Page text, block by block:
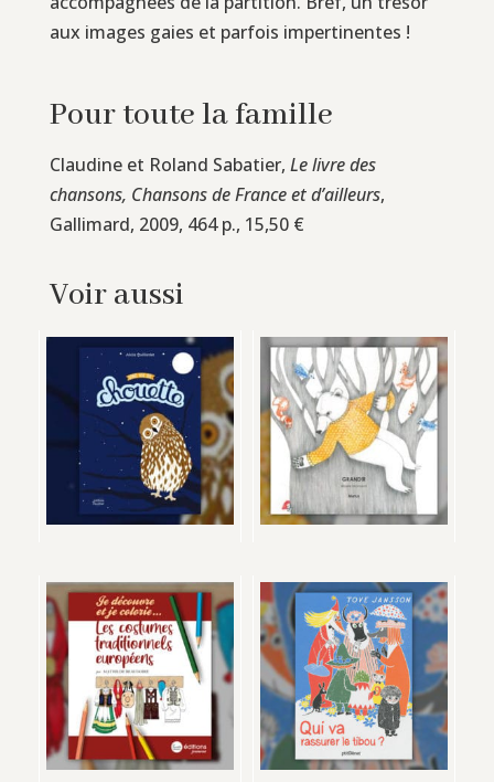
aux images gaies et parfois impertinentes !
Pour toute la famille
Claudine et Roland Sabatier, Le livre des
chansons, Chansons de France et d’ailleurs,
Gallimard, 2009, 464 p., 15,50 €
Voir aussi